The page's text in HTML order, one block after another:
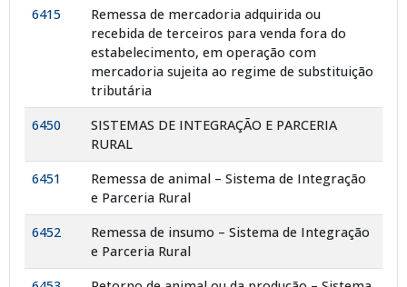
6415
Remessa de mercadoria adquirida ou
recebida de terceiros para venda fora do
estabelecimento, em operação com
mercadoria sujeita ao regime de substituição
tributária
6450
SISTEMAS DE INTEGRAÇÃO E PARCERIA
RURAL
6451
Remessa de animal – Sistema de Integração
e Parceria Rural
6452
Remessa de insumo – Sistema de Integração
e Parceria Rural